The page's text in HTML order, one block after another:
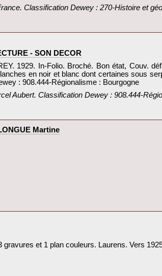
Classification Dewey : 270-Histoire et
- SON DECOR‎
1929. In-Folio. Broché. Bon état, Couv.
en noir et blanc dont certaines sous
: 908.444-Régionalisme : Bourgogne‎
Aubert. Classification Dewey : 908.444-
Martine‎
et 1 plan couleurs. Laurens. Vers